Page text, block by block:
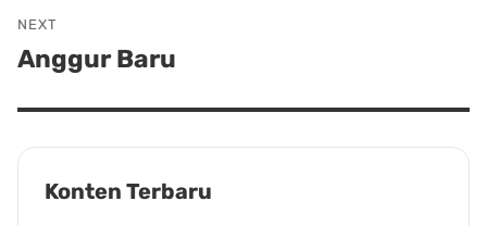
NEXT
Next
Anggur Baru
Konten Terbaru